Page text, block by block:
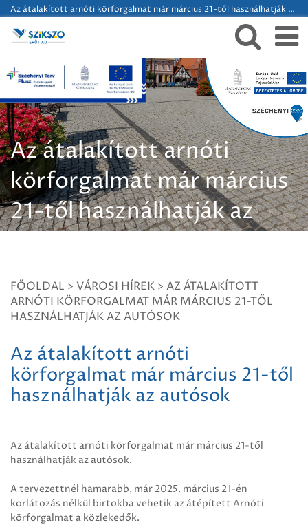
Az átalakított arnóti körforgalmat már március 21-től használhatják az autósok
Az átalakított arnóti
körforgalmat már március
21-től használhatják az
FŐOLDAL > VÁROSI HÍREK > AZ ÁTALAKÍTOTT
ARNÓTI KÖRFORGALMAT MÁR MÁRCIUS 21-TŐL
HASZNÁLHATJÁK AZ AUTÓSOK
Az átalakított arnóti
körforgalmat már március 21-től
használhatják az autósok
Az átalakított arnóti körforgalmat már március 21-től
használhatják az autósok.
A tervezettnél hamarabb, már 2025. március 21-én
korlátozás nélkül birtokba vehetik az átépített Arnóti
körforgalmat a közlekedők.